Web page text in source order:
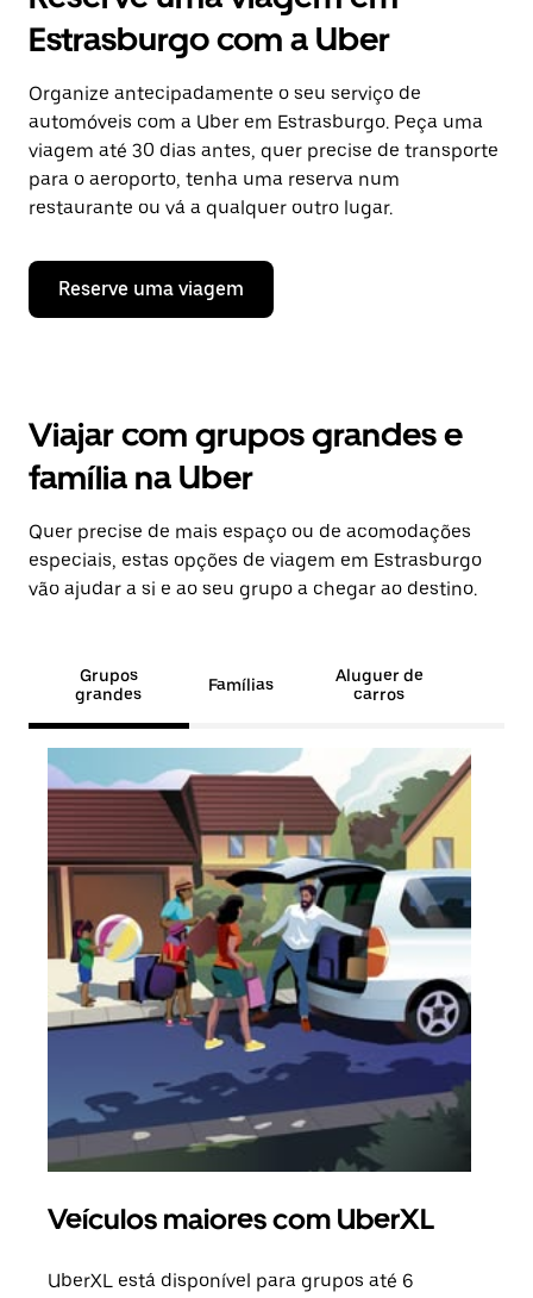
Estrasburgo com a Uber
Organize antecipadamente o seu serviço de
automóveis com a Uber em Estrasburgo. Peça uma
viagem até 30 dias antes, quer precise de transporte
para o aeroporto, tenha uma reserva num
restaurante ou vá a qualquer outro lugar.
Reserve uma viagem
Viajar com grupos grandes e
família na Uber
Quer precise de mais espaço ou de acomodações
especiais, estas opções de viagem em Estrasburgo
vão ajudar a si e ao seu grupo a chegar ao destino.
Grupos
grandes
Famílias
Aluguer de
carros
Veículos maiores com UberXL
UberXL está disponível para grupos até 6